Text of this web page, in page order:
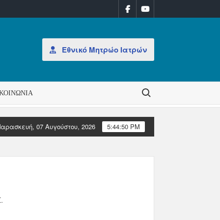
Εθνικό Μητρώο Ιατρών
Search for:
ΑΝΑΚΟΙΝΩΣΗ: Έκδοση Αδειών Άσκησης Επαγγέλματος
07 Αυγούστου, 2026 5:44:52 PM